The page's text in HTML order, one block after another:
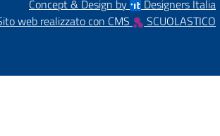
Concept & Design by
Designers Italia
web realizzato con CMS
SCUOLASTICO